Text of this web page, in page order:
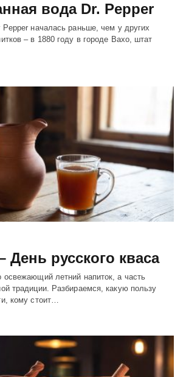
вода Dr. Pepper
Pepper началась раньше, чем у других
– в 1880 году в городе Вахо, штат
День русского кваса
освежающий летний напиток, а часть
традиции. Разбираемся, какую пользу
кому стоит…